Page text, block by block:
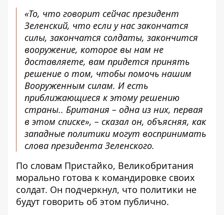
«То, что говорит сейчас президент
Зеленский, что если у нас закончатся
силы, закончатся солдаты, закончится
вооружение, которое вы нам не
доставляете, вам придется принять
решение о том, чтобы помочь нашим
Вооруженным силам. И есть
приближающиеся к этому решению
страны.. Британия – одна из них, первая
в этом списке», – сказал он, объясняя, как
западные политики могут воспринимать
слова президента Зеленского.
По словам Пристайко, Великобритания
морально готова к командировке своих
солдат. Он подчеркнул, что политики не
будут говорить об этом публично.